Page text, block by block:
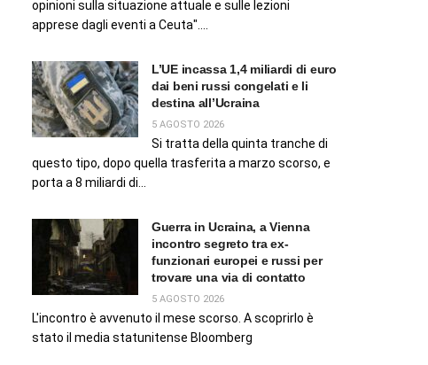
opinioni sulla situazione attuale e sulle lezioni
apprese dagli eventi a Ceuta"....
L’UE incassa 1,4 miliardi di euro
dai beni russi congelati e li
destina all’Ucraina
5 AGOSTO 2026
Si tratta della quinta tranche di
questo tipo, dopo quella trasferita a marzo scorso, e
porta a 8 miliardi di...
Guerra in Ucraina, a Vienna
incontro segreto tra ex-
funzionari europei e russi per
trovare una via di contatto
5 AGOSTO 2026
L'incontro è avvenuto il mese scorso. A scoprirlo è
stato il media statunitense Bloomberg